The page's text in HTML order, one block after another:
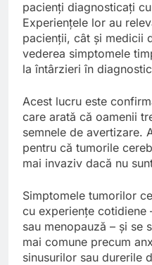
pacienți diagnosticați
Experiențele lor au
pacienții, cât și medicii
vederea simptomele
la întârzieri în
Acest lucru este
care arată că oamenii
semnele de avertizare.
pentru că tumorile
mai invaziv dacă nu
Simptomele tumorilor
cu experiențe cotidiene
sau menopauză – și se
mai comune precum
sinusurilor sau durerile